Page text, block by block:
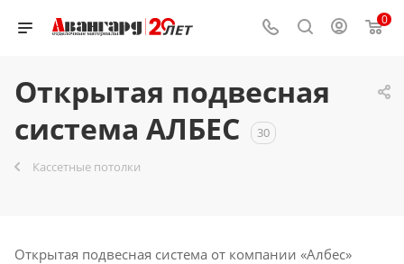
0
Открытая подвесная
система АЛБЕС
30
Кассетные потолки
Открытая подвесная система от компании «Албес»